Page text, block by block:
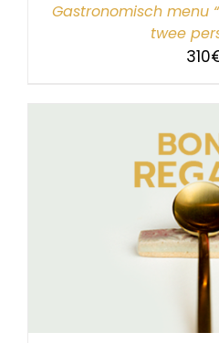
Gastronomisch menu
twee
310